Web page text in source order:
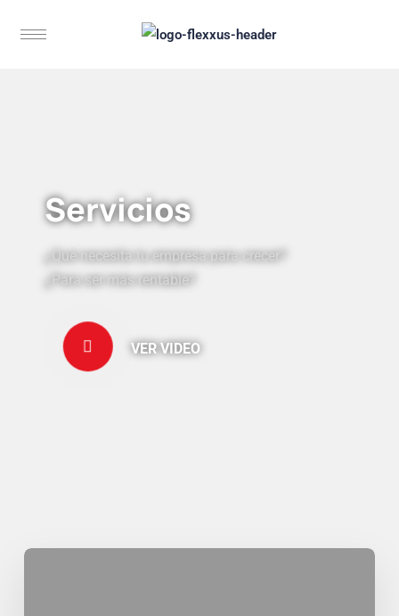
Servicios
¿Qué necesita tu empresa para crecer?
¿Para ser más rentable?
VER VIDEO